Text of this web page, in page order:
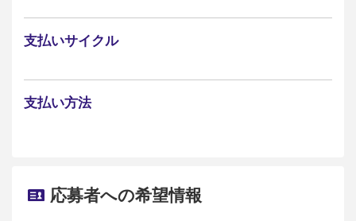
支払いサイクル
支払い方法
応募者への希望情報